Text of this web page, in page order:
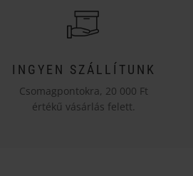
INGYEN SZÁLLÍTUNK
Csomagpontokra, 20 000 Ft
értékű vásárlás felett.